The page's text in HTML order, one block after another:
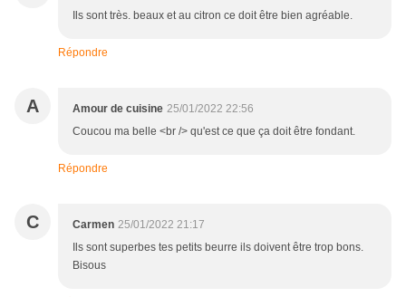
Ils sont très. beaux et au citron ce doit être bien agréable.
Répondre
A Amour de cuisine 25/01/2022 22:56
Coucou ma belle <br /> qu'est ce que ça doit être fondant.
Répondre
C Carmen 25/01/2022 21:17
Ils sont superbes tes petits beurre ils doivent être trop bons.
Bisous